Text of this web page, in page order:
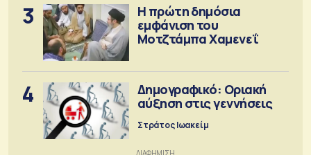
3
Η πρώτη δημόσια
εμφάνιση του
Μοτζτάμπα Χαμενεΐ
4
Δημογραφικό: Οριακή
αύξηση στις γεννήσεις
Στράτος Ιωακείμ